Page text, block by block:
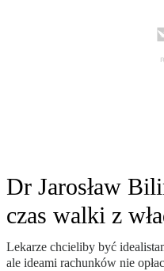
Dr Jarosław
czas walki z
Lekarze chcieliby być
ale ideami rachunków nie